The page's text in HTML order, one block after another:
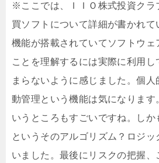
※ここでは、ＩＩＯ株式投資クラ
買ソフトについて詳細が書かれて
機能が搭載されていてソフトウェ
ことを理解するには実際に利用
まらないように感じました。個人
動管理という機能は気になります
いうところもすごいですね。しか
というそのアルゴリズム？ロジッ
いました。最後にリスクの把握、